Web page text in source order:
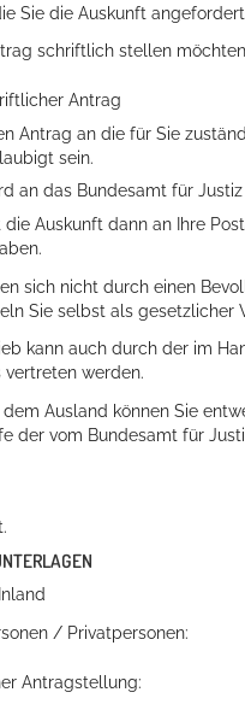
Sie die Auskunft
schriftlich stellen
Antrag
Antrag an die für Sie
sein.
an das Bundesamt für
die Auskunft dann an Ihre
sich nicht durch einen
Sie selbst als gesetzlicher
kann auch durch der im
werden.
dem Ausland können Sie
der vom Bundesamt für
/ Privatpersonen:
Antragstellung: